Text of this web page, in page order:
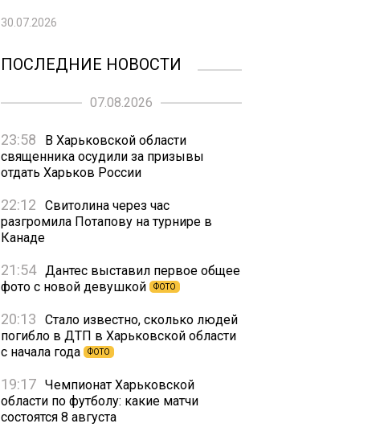
30.07.2026
ПОСЛЕДНИЕ НОВОСТИ
07.08.2026
23:58
В Харьковской области
священника осудили за призывы
отдать Харьков России
22:12
Свитолина через час
разгромила Потапову на турнире в
Канаде
21:54 Дантес выставил первое общее
фото с новой девушкой
ФОТО
20:13
Стало известно, сколько людей
погибло в ДТП в Харьковской области
с начала года
ФОТО
19:17 Чемпионат Харьковской
области по футболу: какие матчи
состоятся 8 августа